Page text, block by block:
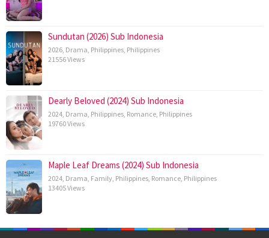
Sundutan (2026) Sub Indonesia
2026 Drama Philippines Philippines
21556 Views
Dearly Beloved (2024) Sub Indonesia
2024 Drama Philippines Romance Philippines
19760 Views
Maple Leaf Dreams (2024) Sub Indonesia
2024 Drama Family Philippines Romance Philippines
13405 Views